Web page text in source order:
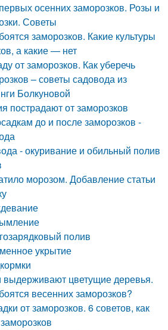
осенних заморозков. Розы и
Советы
заморозков. Какие культуры
а какие — нет
от заморозков. Как уберечь
– советы садовода из
Болкуновой
пострадают от заморозков
до и после заморозков -
- окуривание и обильный полив
морозом. Добавление статьи
полив
укрытие
выдерживают цветущие деревья.
весенних заморозков?
от заморозков. 6 советов, как